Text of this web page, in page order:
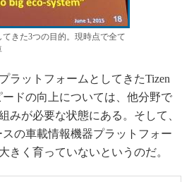
きた3つの目的。現時点で全て
ットフォームとしてきたTizen
ドの向上については、他分野で
みが必要な状態にある。そして、
の車載情報機器プラットフォー
きく育っていないというのだ。